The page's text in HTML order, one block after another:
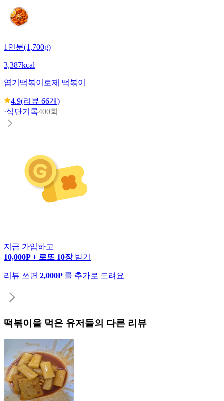
1인분(1,700g)
3,387kcal
엽기떡볶이 로제 떡볶이
4.9(리뷰 66개)
·식단기록400회
지금 가입하고
10,000P + 로또 10장 받기
리뷰 쓰면 2,000P 를 추가로 드려요
떡볶이 을 먹은 유저들의 다른 리뷰